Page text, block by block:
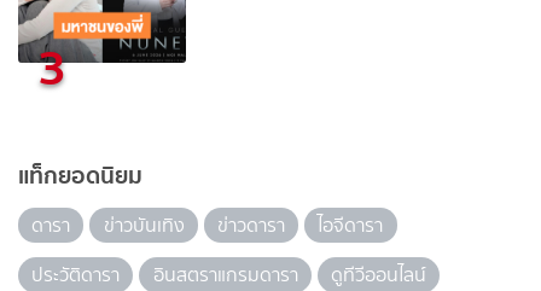
3
แท็กยอดนิยม
ดารา ข่าวบันเทิง ข่าวดารา
ไอจีดารา
ประวัติดารา
อินสตราแกรมดารา
ดูทีวีออนไลน์